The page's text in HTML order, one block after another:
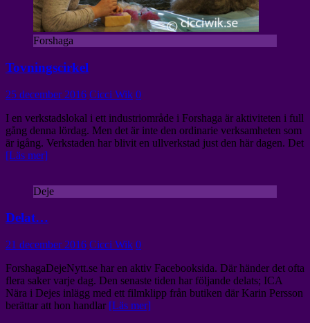
Forshaga
Tovningscirkel
25 december 2016 Cicci Wik 0
I en verkstadslokal i ett industriområde i Forshaga är aktiviteten i full
gång denna lördag. Men det är inte den ordinarie verksamheten som
är igång. Verkstaden har blivit en ullverkstad just den här dagen. Det
[Läs mer]
Deje
Delat…
21 december 2016 Cicci Wik 0
ForshagaDejeNytt.se har en aktiv Facebooksida. Där händer det ofta
flera saker varje dag. Den senaste tiden har följande delats; ICA
Nära i Dejes inlägg med ett filmklipp från butiken där Karin Persson
berättar att hon handlar [Läs mer]